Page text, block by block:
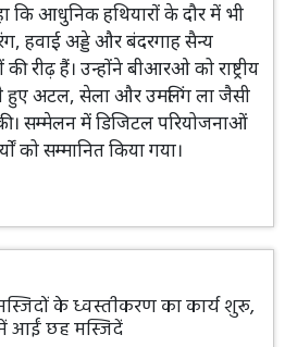
कि आधुनिक हथियारों के दौर में भी
हवाई अड्डे और बंदरगाह सैन्य
रीढ़ हैं। उन्होंने बीआरओ को राष्ट्रीय
हुए अटल, सेला और उमलिंग ला जैसी
सम्मेलन में डिजिटल परियोजनाओं
को सम्मानित किया गया।
के ध्वस्तीकरण का कार्य शुरू,
आईं छह मस्जिदें